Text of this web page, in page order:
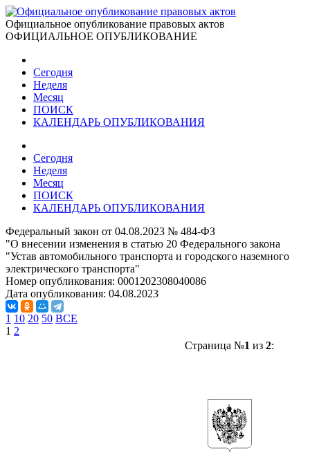
Официальное опубликование правовых актов
ОФИЦИАЛЬНОЕ ОПУБЛИКОВАНИЕ
Сегодня
Неделя
Месяц
ПОИСК
КАЛЕНДАРЬ ОПУБЛИКОВАНИЯ
Сегодня
Неделя
Месяц
ПОИСК
КАЛЕНДАРЬ ОПУБЛИКОВАНИЯ
Федеральный закон от 04.08.2023 № 484-ФЗ
"О внесении изменения в статью 20 Федерального закона
"Устав автомобильного транспорта и городского наземного
электрического транспорта"
Номер опубликования: 0001202308040086
Дата опубликования: 04.08.2023
1 10 20 50 ВСЕ
1 2
Страница №1 из 2: